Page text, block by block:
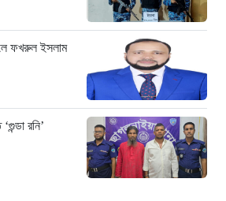
“১/১১-তে তারেক রহমানকে আয়নাঘরে বন্দি
রাখা হয়: চিফ প্রসিকিউটর”
২৩ ঘণ্টা আগে
ডিজিএফআইয়ের ‘আয়নাঘর’ পরিদর্শনে
আন্তর্জাতিক অপরাধ ট্রাইব্যুনালের বিচারক
দল
ফখরুল ইসলাম
রনি’